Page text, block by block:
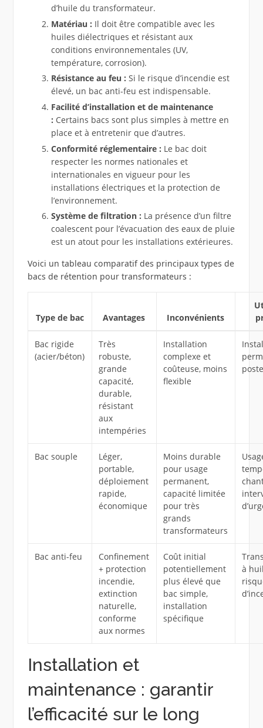
d’huile du transformateur.
Matériau : Il doit être compatible avec les
huiles diélectriques et résistant aux
conditions environnementales (UV,
température, corrosion).
Résistance au feu : Si le risque d’incendie est
élevé, un bac anti-feu est indispensable.
Facilité d’installation et de maintenance
: Certains bacs sont plus simples à mettre en
place et à entretenir que d’autres.
Conformité réglementaire : Le bac doit
respecter les normes nationales et
internationales en vigueur pour les
installations électriques et la protection de
l’environnement.
Système de filtration : La présence d’un filtre
coalescent pour l’évacuation des eaux de pluie
est un atout pour les installations extérieures.
Voici un tableau comparatif des principaux types de
bacs de rétention pour transformateurs :
Type de bac Avantages Inconvénients
Bac rigide
(acier/béton)
Très
robuste,
grande
capacité,
durable,
résistant
aux
intempéries
Installation
complexe et
coûteuse, moins
flexible
Bac souple
Léger,
portable,
déploiement
rapide,
économique
Moins durable
pour usage
permanent,
capacité limitée
pour très
grands
transformateurs
Bac anti-feu
Confinement
+ protection
incendie,
extinction
naturelle,
conforme
aux normes
Coût initial
potentiellement
plus élevé que
bac simple,
installation
spécifique
à
Installation et
maintenance : garantir
l’efficacité sur le long